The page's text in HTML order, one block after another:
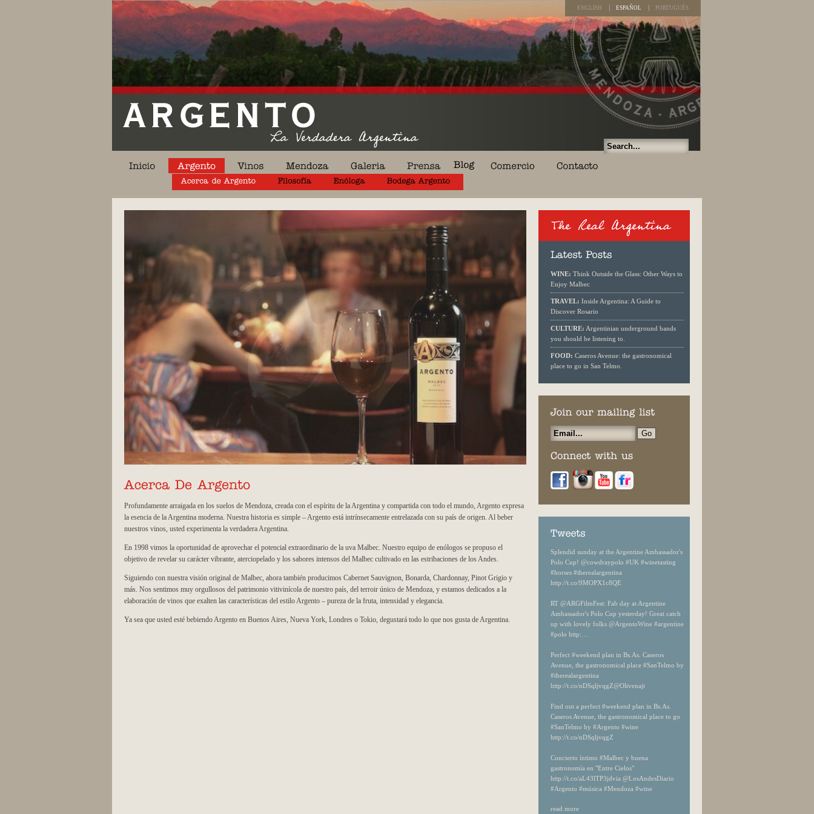
ENGLISH ESPAÑOL PORTUGUÊS
Profundamente arraigada en los suelos de Mendoza, creada con el espíritu de la Argentina y compartida con todo el mundo, Argento expresa
la esencia de la Argentina moderna. Nuestra historia es simple – Argento está intrínsecamente entrelazada con su país de origen. Al beber
nuestros vinos, usted experimenta la verdadera Argentina.
En 1998 vimos la oportunidad de aprovechar el potencial extraordinario de la uva Malbec. Nuestro equipo de enólogos se propuso el
objetivo de revelar su carácter vibrante, aterciopelado y los sabores intensos del Malbec cultivado en las estribaciones de los Andes.
Siguiendo con nuestra visión original de Malbec, ahora también producimos Cabernet Sauvignon, Bonarda, Chardonnay, Pinot Grigio y
más. Nos sentimos muy orgullosos del patrimonio vitivinícola de nuestro país, del terroir único de Mendoza, y estamos dedicados a la
elaboración de vinos que exalten las características del estilo Argento – pureza de la fruta, intensidad y elegancia.
Ya sea que usted esté bebiendo Argento en Buenos Aires, Nueva York, Londres o Tokio, degustará todo lo que nos gusta de Argentina.
WINE: Think Outside the Glass: Other Ways to
Enjoy Malbec
TRAVEL: Inside Argentina: A Guide to
Discover Rosario
CULTURE: Argentinian underground bands
you should be listening to.
FOOD: Caseros Avenue: the gastronomical
place to go in San Telmo.
Splendid sunday at the Argentine Ambassador's
Polo Cup! @cowdraypolo #UK #winetasting
#horses #therealargentina
http://t.co/9MOPX1c8QE
RT @ARGFilmFest: Fab day at Argentine
Ambassador's Polo Cup yesterday! Great catch
up with lovely folks @ArgentoWine #argentine
#polo http:…
Perfect #weekend plan in Bs.As. Caseros
Avenue, the gastronomical place #SanTelmo by
#therealargentina
http://t.co/nDSqljvqgZ@Olivenajt
Find out a perfect #weekend plan in Bs.As.
Caseros Avenue, the gastronomical place to go
#SanTelmo by #Argento #wine
http://t.co/nDSqljvqgZ
Concierto íntimo #Malbec y buena
gastronomía en "Entre Cielos"
http://t.co/aL43lTP3jdvia @LosAndesDiario
#Argento #música #Mendoza #wine
read more